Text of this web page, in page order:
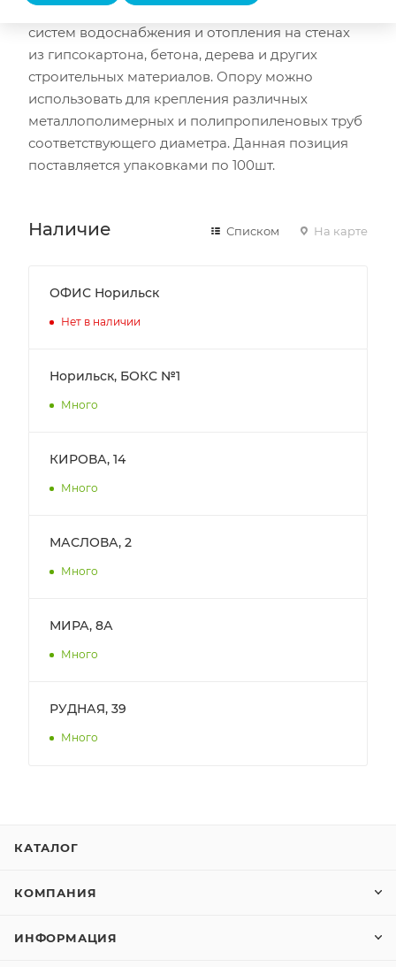
предназначена для фиксации трубопроводов
систем водоснабжения и отопления на стенах
из гипсокартона, бетона, дерева и других
строительных материалов. Опору можно
использовать для крепления различных
металлополимерных и полипропиленовых труб
соответствующего диаметра. Данная позиция
поставляется упаковками по 100шт.
Наличие Списком На карте
ОФИС Норильск
Нет в наличии
Норильск, БОКС №1
Много
КИРОВА, 14
Много
МАСЛОВА, 2
Много
МИРА, 8А
Много
РУДНАЯ, 39
Много
КАТАЛОГ
КОМПАНИЯ
ИНФОРМАЦИЯ